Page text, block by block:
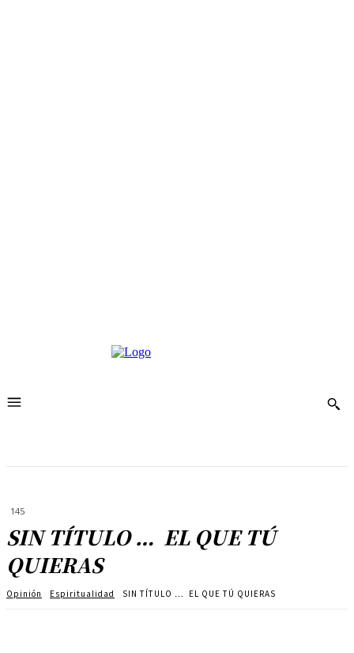
145
SIN TÍTULO … EL QUE TÚ
QUIERAS
Opinión Espiritualidad SIN TÍTULO … EL QUE TÚ QUIERAS